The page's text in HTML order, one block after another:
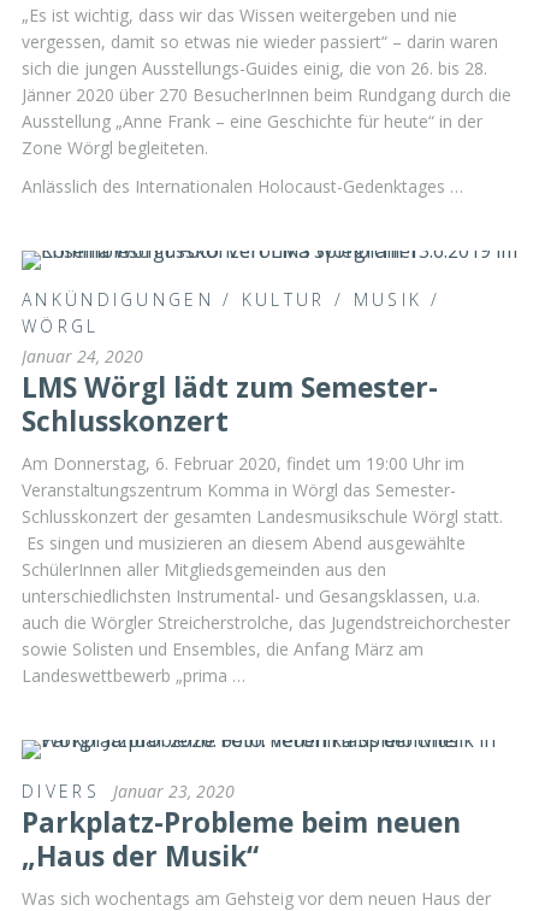
„Es ist wichtig, dass wir das Wissen weitergeben und nie
vergessen, damit so etwas nie wieder passiert“ – darin waren
sich die jungen Ausstellungs-Guides einig, die von 26. bis 28.
Jänner 2020 über 270 BesucherInnen beim Rundgang durch die
Ausstellung „Anne Frank – eine Geschichte für heute“ in der
Zone Wörgl begleiteten.
Anlässlich des Internationalen Holocaust-Gedenktages …
ANKÜNDIGUNGEN / KULTUR / MUSIK /
WÖRGL
Januar 24, 2020
LMS Wörgl lädt zum Semester-
Schlusskonzert
Am Donnerstag, 6. Februar 2020, findet um 19:00 Uhr im
Veranstaltungszentrum Komma in Wörgl das Semester-
Schlusskonzert der gesamten Landesmusikschule Wörgl statt.
Es singen und musizieren an diesem Abend ausgewählte
SchülerInnen aller Mitgliedsgemeinden aus den
unterschiedlichsten Instrumental- und Gesangsklassen, u.a.
auch die Wörgler Streicherstrolche, das Jugendstreichorchester
sowie Solisten und Ensembles, die Anfang März am
Landeswettbewerb „prima …
DIVERS Januar 23, 2020
Parkplatz-Probleme beim neuen
„Haus der Musik“
Was sich wochentags am Gehsteig vor dem neuen Haus der